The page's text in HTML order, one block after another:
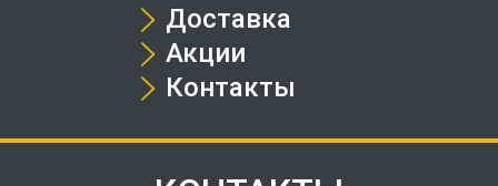
Доставка
Акции
Контакты